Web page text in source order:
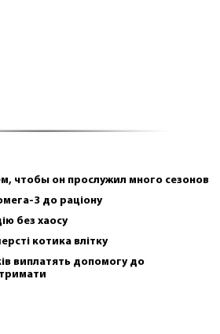
чтобы он прослужил много сезонов
3 до раціону
без хаосу
котика влітку
виплатять допомогу до